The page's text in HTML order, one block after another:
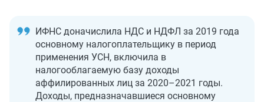
ИФНС доначислила НДС и НДФЛ за 2019 года
основному налогоплательщику в период
применения УСН, включила в
налогооблагаемую базу доходы
аффилированных лиц за 2020–2021 годы.
Доходы, предназначавшиеся основному